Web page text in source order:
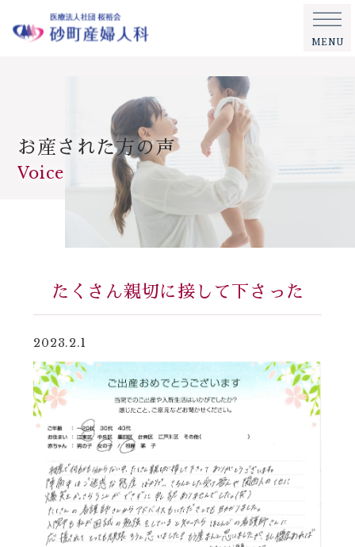
MENU
お産された方の声
Voice
たくさん親切に接して下さった
2023.2.1